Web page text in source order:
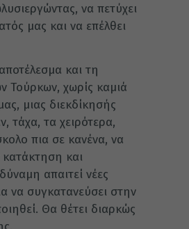
να πετύχει
μας και να επέλθει
και τη
Τούρκων, χωρίς καμιά
μιας διεκδίκησής
τάχα, τα χειρότερα,
πια σε κανένα, να
κατάκτηση και
απαιτεί νέες
να συγκατανεύσει στην
Θα θέτει διαρκώς